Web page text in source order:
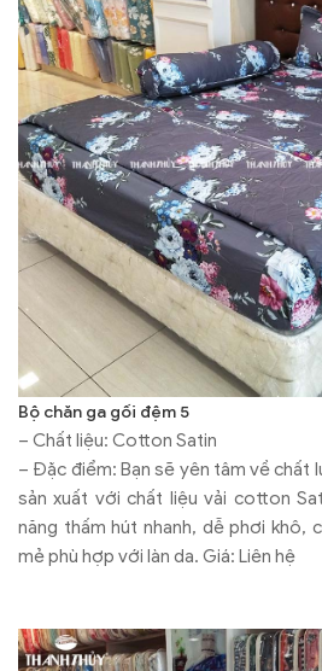
Bộ chăn ga gối đệm 5
– Chất liệu: Cotton Satin
– Đặc điểm: Bạn sẽ yên tâm về chất
sản xuất với chất liệu vải cotton
năng thấm hút nhanh, dễ phơi khô,
mẻ phù hợp với làn da. Giá: Liên hệ